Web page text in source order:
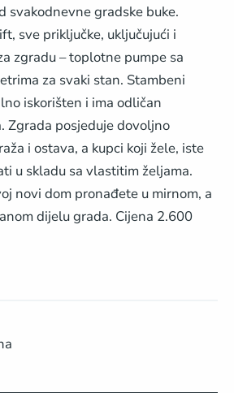
svakodnevne gradske buke.
sve priključke, uključujući i
zgradu – toplotne pumpe sa
za svaki stan. Stambeni
iskorišten i ima odličan
Zgrada posjeduje dovoljno
i ostava, a kupci koji žele, iste
u skladu sa vlastitim željama.
novi dom pronađete u mirnom, a
dijelu grada. Cijena 2.600